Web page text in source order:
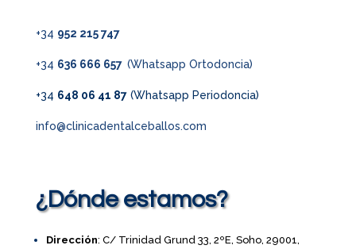
+34 952 215 747
+34 636 666 657 (Whatsapp Ortodoncia)
+34 648 06 41 87(Whatsapp Periodoncia)
info@clinicadentalceballos.com
¿Dónde estamos?
Dirección: C/ Trinidad Grund 33, 2ºE, Soho, 29001,